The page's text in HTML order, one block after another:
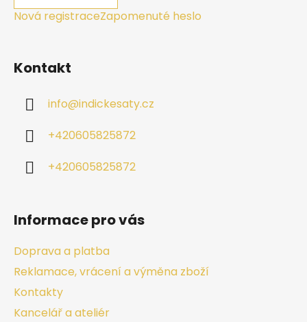
Nová registraceZapomenuté heslo
Kontakt
info@indickesaty.cz
+420605825872
+420605825872
Informace pro vás
Doprava a platba
Reklamace, vrácení a výměna zboží
Kontakty
Kancelář a ateliér